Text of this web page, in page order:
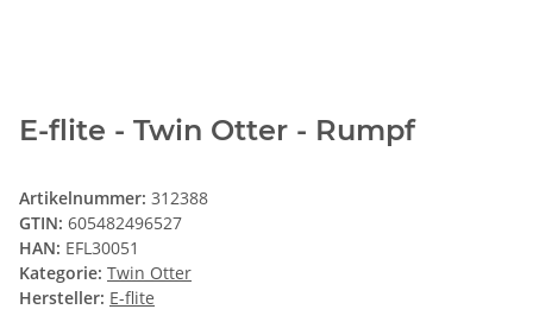
E-flite - Twin Otter - Rumpf
Artikelnummer: 312388
GTIN: 605482496527
HAN: EFL30051
Kategorie: Twin Otter
Hersteller: E-flite